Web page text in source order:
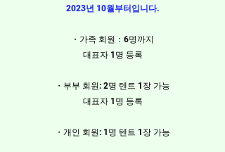
2023년 10월부터입니다.
・가족 회원：6명​까지
대표자 1명 등록
・부부 회원: 2명 텐트 1장 가능
대표자 1명 등록
・개인 회원: 1명 텐트 1장 가능